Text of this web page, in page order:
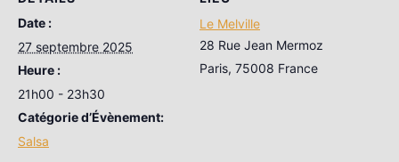
Date :
27 septembre 2025
Heure :
21h00 - 23h30
Catégorie d’Évènement:
Salsa
Le Melville
28 Rue Jean Mermoz
Paris, 75008 France